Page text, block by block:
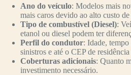
Ano do veículo: Modelos mais
mais caros devido ao alto custo
Tipo de combustível (Diesel):
etanol ou diesel podem ter
Perfil do condutor: Idade,
sinistros e até o CEP de
Coberturas adicionais: Quanto
investimento necessário.